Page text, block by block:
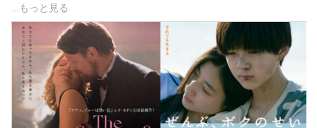
...もっと見る